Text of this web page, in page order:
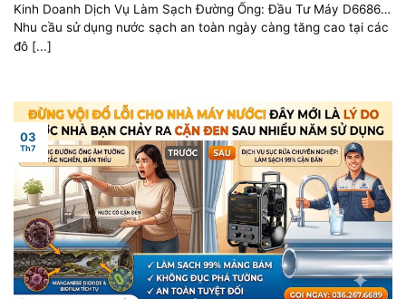
Kinh Doanh Dịch Vụ Làm Sạch Đường Ống: Đầu Tư Máy D6686 –
Vận Hành Với Chi Phí 0 Đồng
Nhu cầu sử dụng nước sạch an toàn ngày càng tăng cao tại các
đô [...]
03
Th7